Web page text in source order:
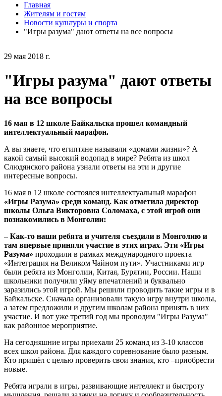
29 мая 2018 г.
"Игры разума" дают ответы
на все вопросы
16 мая в 12 школе Байкальска прошел командный
интеллектуальный марафон.
А вы знаете, что египтяне называли «домами жизни»? А
какой самый высокий водопад в мире? Ребята из школ
Слюдянского района узнали ответы на эти и другие
интересные вопросы.
16 мая в 12 школе состоялся интеллектуальный марафон
«Игры Разума» среди команд. Как отметила директор
школы Ольга Викторовна Соломаха, с этой игрой они
познакомились в Монголии:
– Как-то наши ребята и учителя съездили в Монголию и
там впервые приняли участие в этих играх. Эти «Игры
Разума» проходили в рамках международного проекта
«Интеграция на Великом Чайном пути». Участниками игр
были ребята из Монголии, Китая, Бурятии, России. Наши
школьники получили уйму впечатлений и буквально
заразились этой игрой. Мы решили проводить такие игры и в
Байкальске. Сначала организовали такую игру внутри школы,
а затем предложили и другим школам района принять в них
участие. И вот уже третий год мы проводим "Игры Разума"
как районное мероприятие.
На сегодняшние игры приехали 25 команд из 3-10 классов
всех школ района. Для каждого соревнование было разным.
Кто пришёл с целью проверить свои знания, кто –приобрести
новые.
Ребята играли в игры, развивающие интеллект и быстроту
Главная
Жителям и гостям
Новости культуры и спорта
"Игры разума" дают ответы на все вопросы